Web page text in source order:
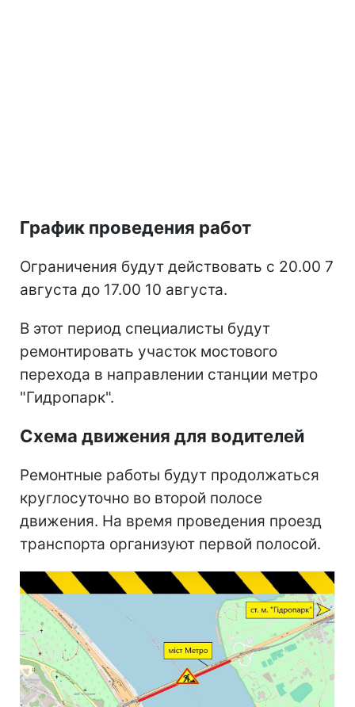
График проведения работ
Ограничения будут действовать с 20.00 7
августа до 17.00 10 августа.
В этот период специалисты будут
ремонтировать участок мостового
перехода в направлении станции метро
"Гидропарк".
Схема движения для водителей
Ремонтные работы будут продолжаться
круглосуточно во второй полосе
движения. На время проведения проезд
транспорта организуют первой полосой.